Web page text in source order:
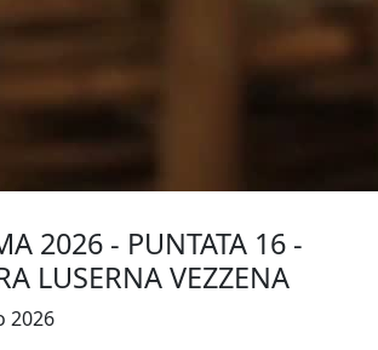
2026 - PUNTATA 16 -
LUSERNA VEZZENA
2026